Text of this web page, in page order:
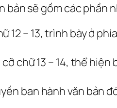
bản sẽ gồm các phần
12 – 13, trình bày ở
chữ 13 – 14, thể
ban hành văn bản